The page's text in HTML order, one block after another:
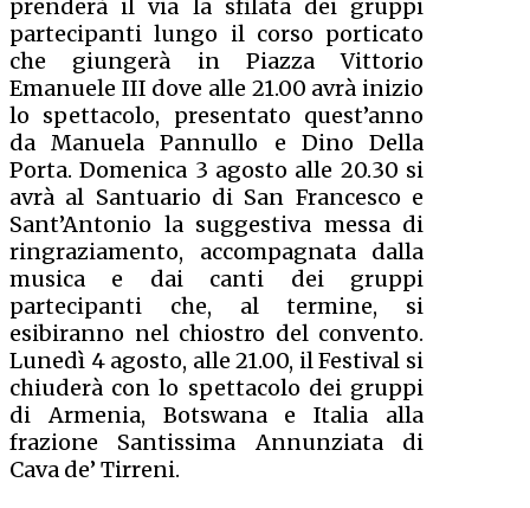
prenderà il via la sfilata dei gruppi
partecipanti lungo il corso porticato
che giungerà in Piazza Vittorio
Emanuele III dove alle 21.00 avrà inizio
lo spettacolo, presentato quest’anno
da Manuela Pannullo e Dino Della
Porta. Domenica 3 agosto alle 20.30 si
avrà al Santuario di San Francesco e
Sant’Antonio la suggestiva messa di
ringraziamento, accompagnata dalla
musica e dai canti dei gruppi
partecipanti che, al termine, si
esibiranno nel chiostro del convento.
Lunedì 4 agosto, alle 21.00, il Festival si
chiuderà con lo spettacolo dei gruppi
di Armenia, Botswana e Italia alla
frazione Santissima Annunziata di
Cava de’ Tirreni.